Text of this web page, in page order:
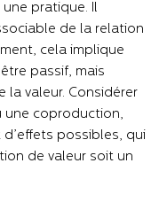
pratique. Il
de la relation
cela implique
passif, mais
la valeur. Considérer
une coproduction,
possibles, qui
de valeur soit un